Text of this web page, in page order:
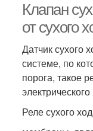
Клапан
от сухого
Датчик сухого
системе, по
порога, такое
Реле сухого